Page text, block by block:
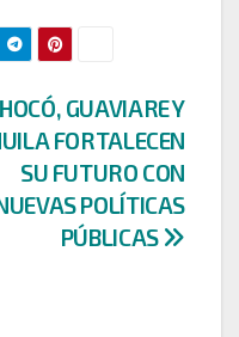
GUAVIARE Y
FORTALECEN
SU FUTURO CON
POLÍTICAS
PÚBLICAS